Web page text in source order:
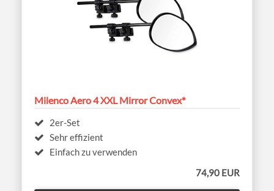
Milenco Aero 4 XXL Mirror Convex*
2er-Set
Sehr effizient
Einfach zu verwenden
74,90 EUR